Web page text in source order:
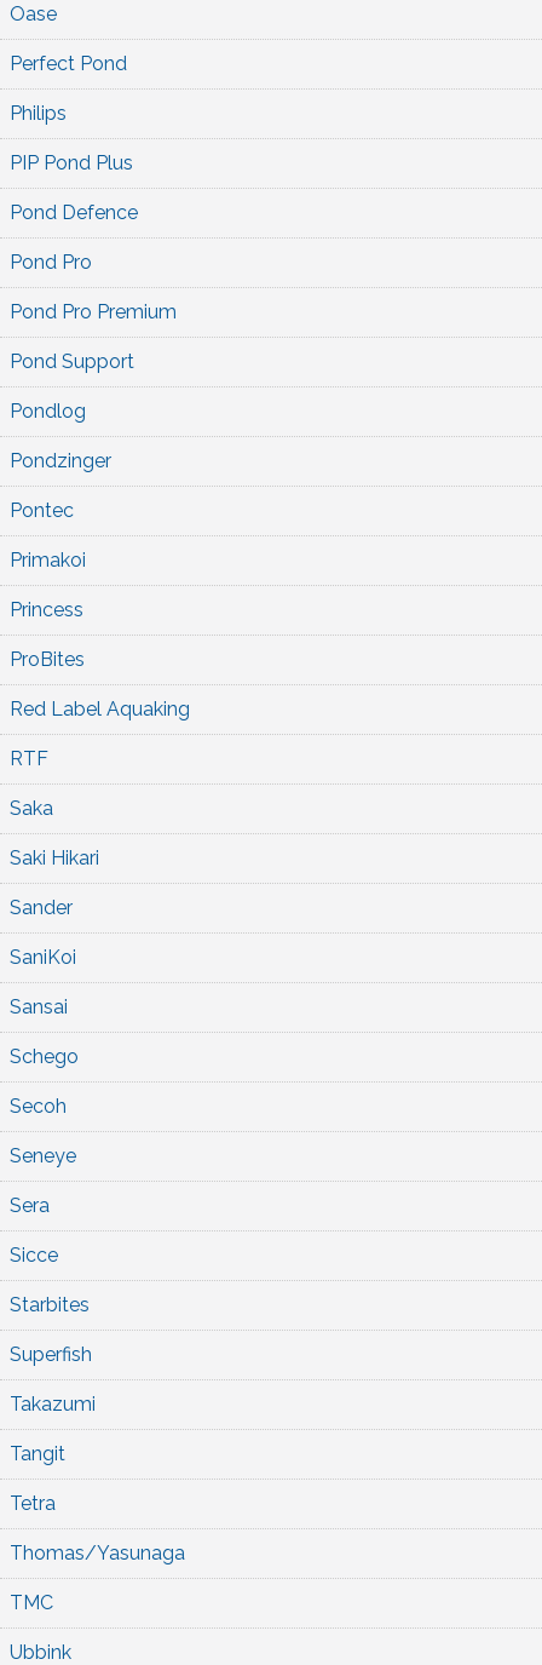
Oase
Perfect Pond
Philips
PIP Pond Plus
Pond Defence
Pond Pro
Pond Pro Premium
Pond Support
Pondlog
Pondzinger
Pontec
Primakoi
Princess
ProBites
Red Label Aquaking
RTF
Saka
Saki Hikari
Sander
SaniKoi
Sansai
Schego
Secoh
Seneye
Sera
Sicce
Starbites
Superfish
Takazumi
Tangit
Tetra
Thomas/Yasunaga
TMC
Ubbink